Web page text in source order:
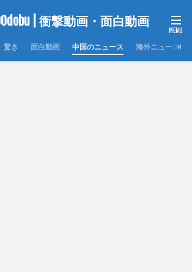
驚き 面白動画 中国のニュース 海外ニュース